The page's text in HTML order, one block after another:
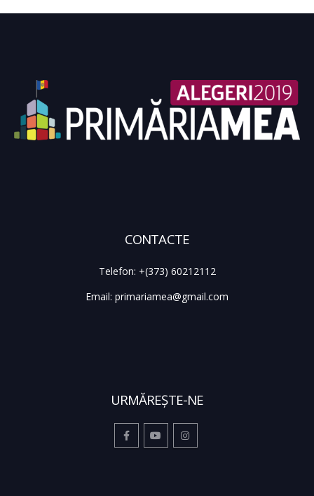
CONTACTE
Telefon: +(373) 60212112
Email: primariamea@gmail.com
URMĂREŞTE-NE